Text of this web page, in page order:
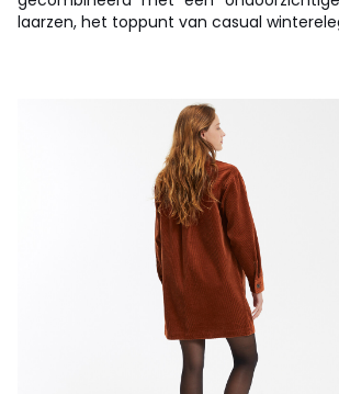
laarzen, het toppunt van casual